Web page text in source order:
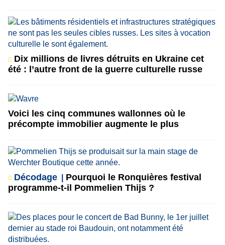
Dix millions de livres détruits en Ukraine cet
été : l’autre front de la guerre culturelle russe
Voici les cinq communes wallonnes où le
précompte immobilier augmente le plus
Décodage
Pourquoi le Ronquières festival
programme-t-il Pommelien Thijs ?